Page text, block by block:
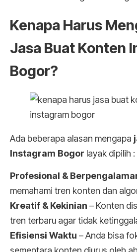
Kenapa Harus
Jasa Buat Konten
Bogor?
Ada beberapa alasan mengapa
Instagram Bogor layak dipilih :
Profesional &
memahami tren konten dan
Kreatif & Kekinian – Konten
tren terbaru agar tidak
Efisiensi Waktu – Anda bisa